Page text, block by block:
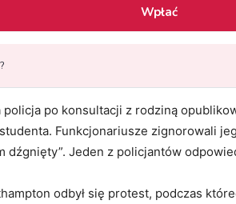
po konsultacji z rodziną
Funkcjonariusze zignorowali
dźgnięty”. Jeden z policjantów
odbył się protest, podczas